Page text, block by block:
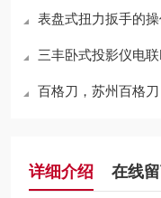
表盘式扭力扳手的
三丰卧式投影仪电
百格刀，苏州百格
详细介绍 在线